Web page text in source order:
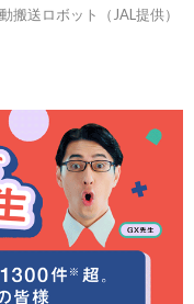
搬送ロボット（JAL提供）